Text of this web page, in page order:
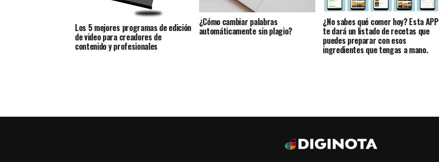
Los 5 mejores programas de edición
de video para creadores de
contenido y profesionales
¿Cómo cambiar palabras
automáticamente sin plagio?
¿No sabes qué comer hoy? Esta APP
te dará un listado de recetas que
puedes preparar con esos
ingredientes que tengas a mano.